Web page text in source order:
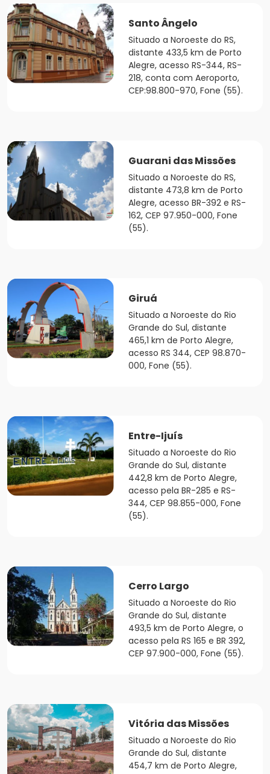
Santo Ângelo
Situado a Noroeste do RS,
distante 433,5 km de Porto
Alegre, acesso RS-344, RS-
218, conta com Aeroporto,
CEP:98.800-970, Fone (55).
Guarani das Missões
Situado a Noroeste do RS,
distante 473,8 km de Porto
Alegre, acesso BR-392 e RS-
162, CEP 97.950-000, Fone
(55).
Giruá
Situado a Noroeste do Rio
Grande do Sul, distante
465,1 km de Porto Alegre,
acesso RS 344, CEP 98.870-
000, Fone (55).
Entre-Ijuís
Situado a Noroeste do Rio
Grande do Sul, distante
442,8 km de Porto Alegre,
acesso pela BR-285 e RS-
344, CEP 98.855-000, Fone
(55).
Cerro Largo
Situado a Noroeste do Rio
Grande do Sul, distante
493,5 km de Porto Alegre, o
acesso pela RS 165 e BR 392,
CEP 97.900-000, Fone (55).
Vitória das Missões
Situado a Noroeste do Rio
Grande do Sul, distante
454,7 km de Porto Alegre,